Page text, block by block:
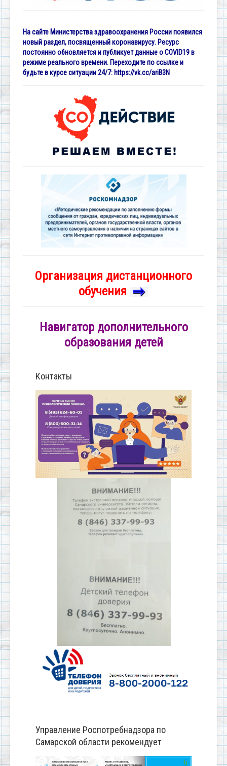
На сайте Министерства здравоохранения России появился
новый раздел, посвященный коронавирусу. Ресурс
постоянно обновляется и публикует данные о COVID19 в
режиме реального времени. Переходите по ссылке и
будьте в курсе ситуации 24/7: https://vk.cc/ariB3N
Организация дистанционного
обучения
Навигатор дополнительного
образования детей
Контакты
Управление Роспотребнадзора по
Самарской области рекомендует